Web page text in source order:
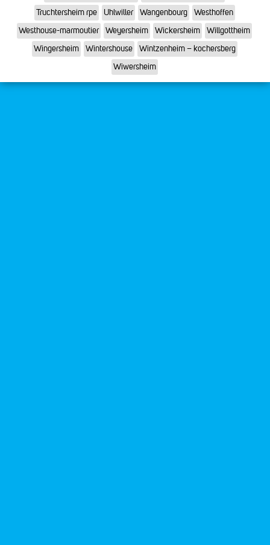
Truchtersheim rpe
Uhlwiller Wangenbourg
Westhoffen
Westhouse-marmoutier
Weyersheim Wickersheim
Willgottheim
Wingersheim
Wintershouse
Wintzenheim – kochersberg
Wiwersheim